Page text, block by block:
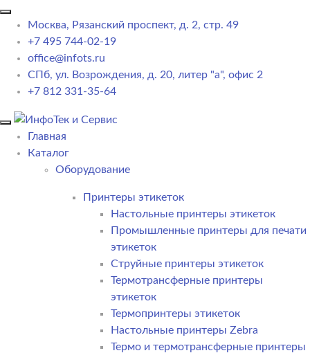
Москва, Рязанский проспект, д. 2, стр. 49
+7 495 744-02-19
office@infots.ru
СПб, ул. Возрождения, д. 20, литер "a", офис 2
+7 812 331-35-64
Главная
Каталог
Оборудование
Принтеры этикеток
Настольные принтеры этикеток
Промышленные принтеры для печати
этикеток
Струйные принтеры этикеток
Термотрансферные принтеры
этикеток
Термопринтеры этикеток
Настольные принтеры Zebra
Термо и термотрансферные принтеры